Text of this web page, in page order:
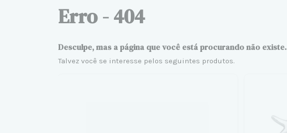
Erro - 404
Desculpe, mas a página que você está procurando não existe.
Talvez você se interesse pelos seguintes produtos.